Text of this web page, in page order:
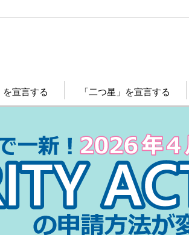
を宣言する 「二つ星」を宣言する